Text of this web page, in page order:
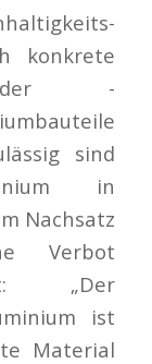
konkrete
oder -
sind
in
Nachsatz
Verbot
„Der
ist
Material